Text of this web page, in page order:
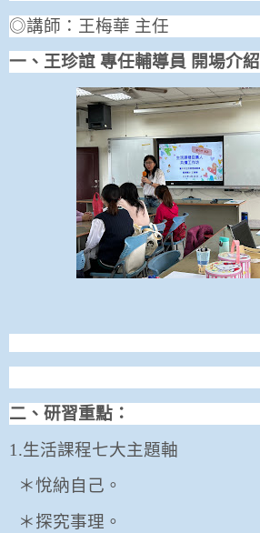
◎講師：王梅華 主任
一、王珍誼 專任輔導員 開場介紹
二、研習重點：
1.生活課程七大主題軸
＊悅納自己。
＊探究事理。